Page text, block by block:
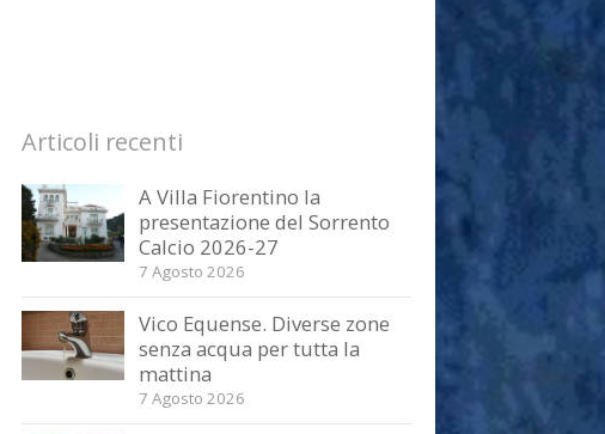
Articoli recenti
A Villa Fiorentino la
presentazione del Sorrento
Calcio 2026-27
7 Agosto 2026
Vico Equense. Diverse zone
senza acqua per tutta la
mattina
7 Agosto 2026